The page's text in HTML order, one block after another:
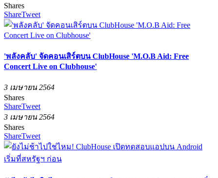
Shares
ShareTweet
'พลังคลับ' จัดคอนเสิร์ตบน ClubHouse 'M.O.B Aid: Free
Concert Live on Clubhouse'
3 เมษายน 2564
Shares
ShareTweet
3 เมษายน 2564
Shares
ShareTweet